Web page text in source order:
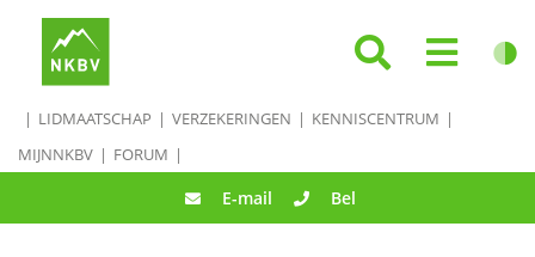
LIDMAATSCHAP VERZEKERINGEN
KENNISCENTRUM
MIJNNKBV
FORUM
E-mail Bel